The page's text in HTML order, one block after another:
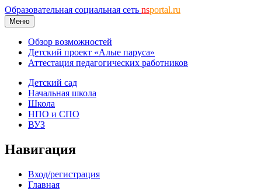
Образовательная социальная сеть nsportal.ru
Меню
Обзор возможностей
Детский проект «Алые паруса»
Аттестация педагогических работников
Детский сад
Начальная школа
Школа
НПО и СПО
ВУЗ
Навигация
Вход/регистрация
Главная